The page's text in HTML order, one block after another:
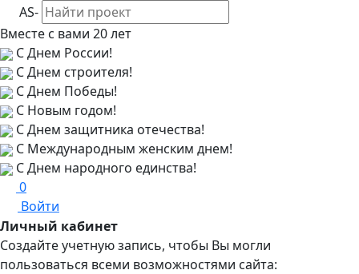
AS-
Вместе с вами 20 лет
С Днем России!
С Днем строителя!
С Днем Победы!
С Новым годом!
С Днем защитника отечества!
С Международным женским днем!
С Днем народного единства!
0
Войти
Личный кабинет
Создайте учетную запись, чтобы Вы могли
пользоваться всеми возможностями сайта: